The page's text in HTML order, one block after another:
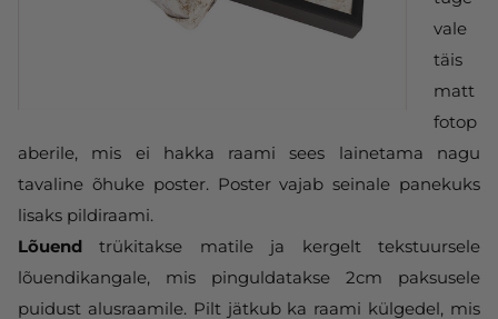
vale
täis
matt
fotop
aberile, mis ei hakka raami sees lainetama nagu
tavaline õhuke poster. Poster vajab seinale panekuks
lisaks pildiraami.
Lõuend trükitakse matile ja kergelt tekstuursele
lõuendikangale, mis pinguldatakse 2cm paksusele
puidust alusraamile. Pilt jätkub ka raami külgedel, mis